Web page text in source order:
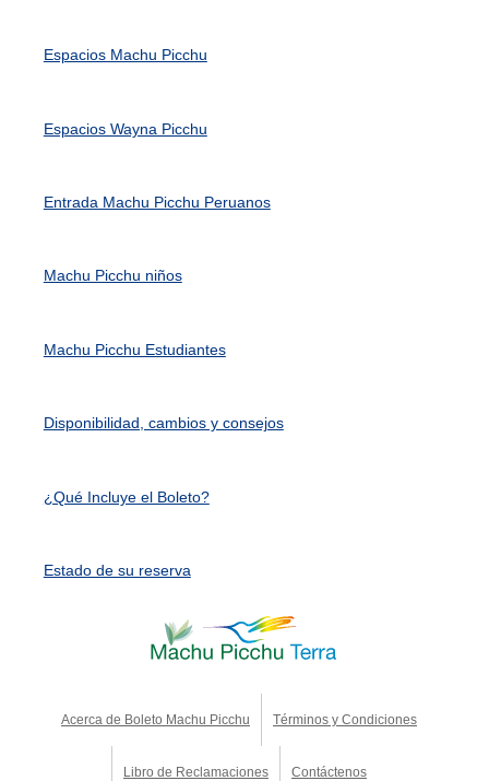
Espacios Machu Picchu
Espacios Wayna Picchu
Entrada Machu Picchu Peruanos
Machu Picchu niños
Machu Picchu Estudiantes
Disponibilidad, cambios y consejos
¿Qué Incluye el Boleto?
Estado de su reserva
Acerca de Boleto Machu Picchu Términos y Condiciones
Libro de Reclamaciones Contáctenos